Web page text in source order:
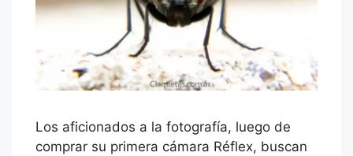
Los aficionados a la fotografía, luego de
comprar su primera cámara Réflex, buscan